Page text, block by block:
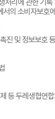
처리에 관한 기록
서의 소비자보호
진 및 정보보호
등 두레생협연